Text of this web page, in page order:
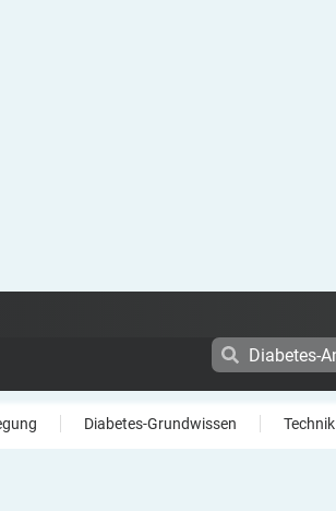
Diabetes-Grundwissen Technik